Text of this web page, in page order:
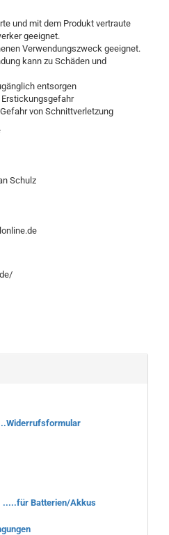
und mit dem Produkt vertraute
geeignet.
Verwendungszweck geeignet.
kann zu Schäden und
entsorgen
von Schnittverletzung
Schulz
.....für Batterien/Akkus